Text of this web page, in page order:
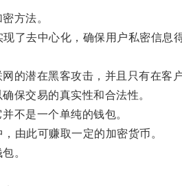
方法。
去中心化，确保用户私密信息得
潜在黑客攻击，并且只有在客户
交易的真实性和合法性。
不是一个单纯的钱包。
由此可赚取一定的加密货币。
。